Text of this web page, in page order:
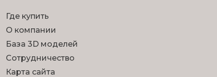
Где купить
О компании
База 3D моделей
Сотрудничество
Карта сайта